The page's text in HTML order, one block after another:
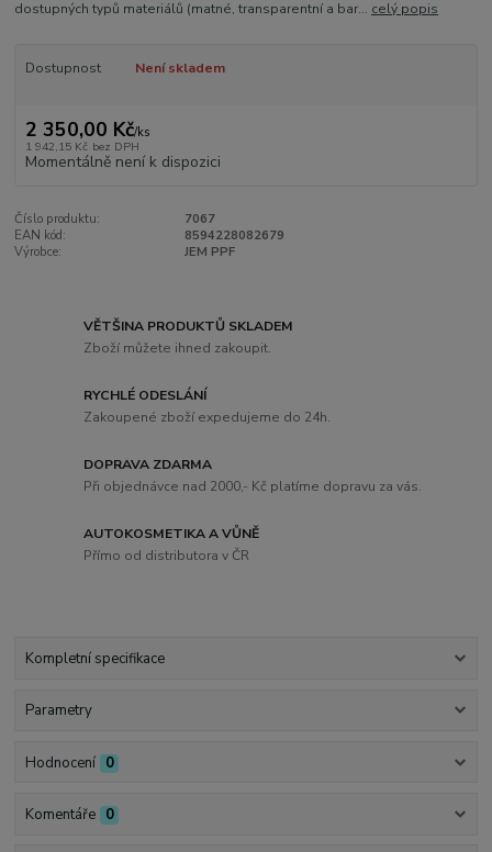
dostupných typů materiálů (matné, transparentní a bar... celý popis
Dostupnost Není skladem
2 350,00 Kč/ks
1 942,15 Kč bez DPH
Momentálně není k dispozici
Číslo produktu:
7067
EAN kód:
8594228082679
Výrobce:
JEM PPF
VĚTŠINA PRODUKTŮ SKLADEM
Zboží můžete ihned zakoupit.
RYCHLÉ ODESLÁNÍ
Zakoupené zboží expedujeme do 24h.
DOPRAVA ZDARMA
Při objednávce nad 2000,- Kč platíme dopravu za vás.
AUTOKOSMETIKA A VŮNĚ
Přímo od distributora v ČR
Kompletní specifikace
Parametry
Hodnocení 0
Komentáře 0